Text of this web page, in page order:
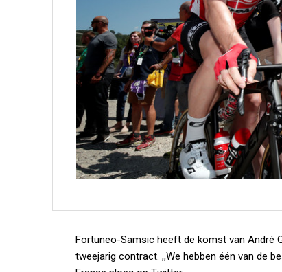
Fortuneo-Samsic heeft de komst van André
tweejarig contract. ,,We hebben één van de